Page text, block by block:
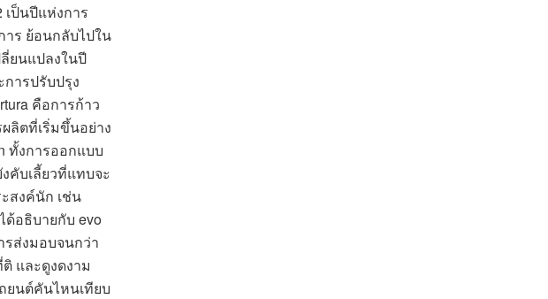
ป็นปีแห่งการ
ร ย้อนกลับไปใน
ยนแปลงในปี
ารปรับปรุง
คือการก้าว
ลิตที่เริ่มขึ้นอย่าง
ทั้งการออกแบบ
คับเลี้ยวที่แทบจะ
สงค์นัก เช่น
ด้อธิบายกับ evo
รส่งมอบจนกว่า
และดูงดงาม
ยนต์คันไหนเทียบ